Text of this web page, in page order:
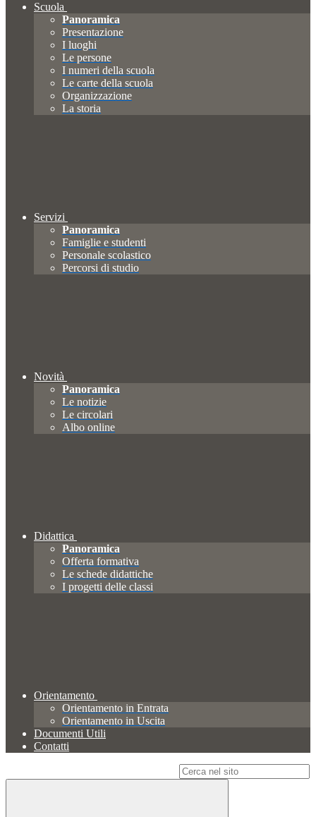
Scuola
Panoramica
Presentazione
I luoghi
Le persone
I numeri della scuola
Le carte della scuola
Organizzazione
La storia
Servizi
Panoramica
Famiglie e studenti
Personale scolastico
Percorsi di studio
Novità
Panoramica
Le notizie
Le circolari
Albo online
Didattica
Panoramica
Offerta formativa
Le schede didattiche
I progetti delle classi
Orientamento
Orientamento in Entrata
Orientamento in Uscita
Documenti Utili
Contatti